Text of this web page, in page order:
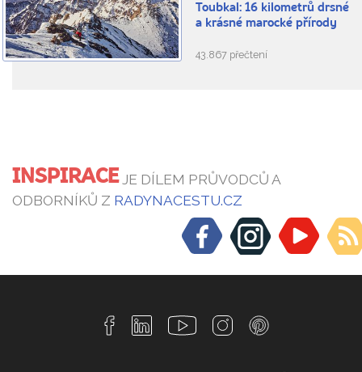
Toubkal: 16 kilometrů drsné
a krásné marocké přírody
43.867 přečtení
INSPIRACEJE DÍLEM PRŮVODCŮ A
ODBORNÍKŮ Z RADYNACESTU.CZ